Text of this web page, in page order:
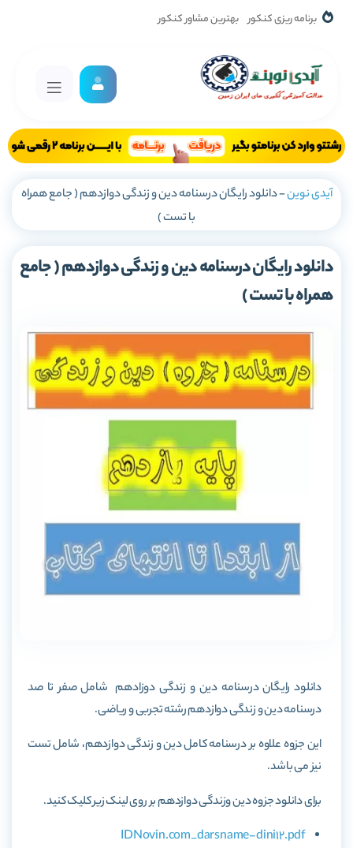
برنامه ریزی کنکور بهترین مشاور کنکور
آیدی نوین-دانلود رایگان درسنامه دین و زندگی دوازدهم ( جامع همراه
با تست )
دانلود رایگان درسنامه دین و زندگی دوازدهم ( جامع
همراه با تست )
دانلود رایگان درسنامه دین و زندگی دوزادهم شامل صفر تا صد
درسنامه دین و زندگی دوازدهم رشته تجربی و ریاضی.
این جزوه علاوه بر درسنامه کامل دین و زندگی دوازدهم، شامل تست
نیز می باشد.
برای دانلود جزوه دین وزندگی دوازدهم بر روی لینک زیر کلیک کنید.
IDNovin.com_darsname-dini12.pdf